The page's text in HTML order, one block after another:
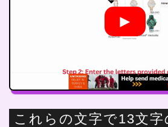
►
これらの文字で13文字